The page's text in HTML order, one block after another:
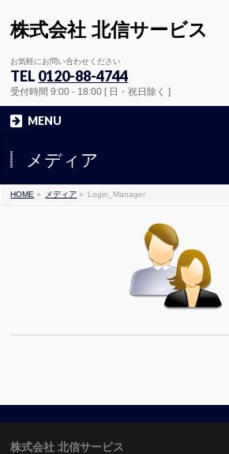
株式会社 北信サービス
お気軽にお問い合わせください
TEL 0120-88-4744
受付時間 9:00 - 18:00 [ 日・祝日除く ]
MENU
メディア
HOME » メディア » Login_Manager
株式会社 北信サービス